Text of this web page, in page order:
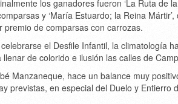
los ganadores fueron ‘La Ruta de
y ‘María Estuardo; la Reina
de comparsas con carrozas.
el Desfile Infantil, la climatología
de colorido e ilusión las calles de
Manzaneque, hace un balance muy
previstas, en especial del Duelo y Entierro